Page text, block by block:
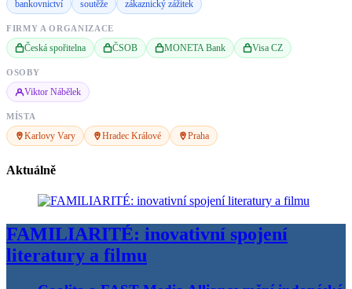
bankovnictví soutěže zákaznický zážitek
FIRMY A ORGANIZACE
Česká spořitelna ČSOB MONETA Bank Visa CZ
OSOBY
Viktor Nábělek
MÍSTA
Karlovy Vary Hradec Králové Praha
Aktuálně
FAMILIARITÉ: inovativní spojení
literatury a filmu